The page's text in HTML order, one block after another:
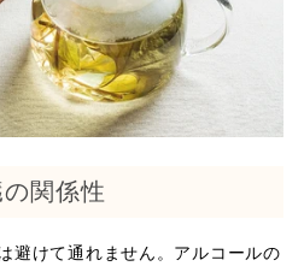
関係性
避けて通れません。アルコールの